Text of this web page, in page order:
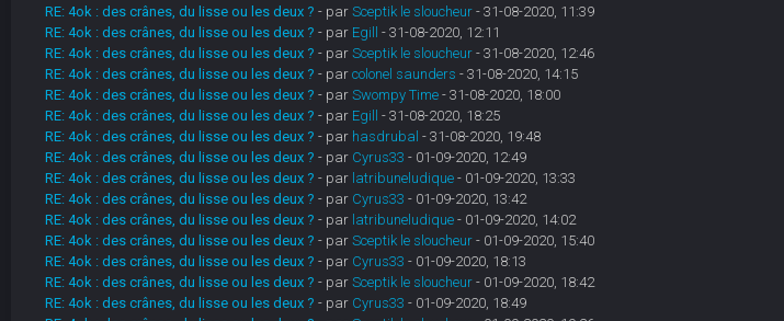
RE: 4ok : des crânes, du lisse ou les deux ? - par Sceptik le sloucheur- 31-08-2020, 11:39
RE: 4ok : des crânes, du lisse ou les deux ? - par Egill
- 31-08-2020, 12:11
RE: 4ok : des crânes, du lisse ou les deux ? - par Sceptik le sloucheur- 31-08-2020, 12:46
RE: 4ok : des crânes, du lisse ou les deux ? - par colonel saunders - 31-08-2020, 14:15
RE: 4ok : des crânes, du lisse ou les deux ? - par Swompy Time- 31-08-2020, 18:00
RE: 4ok : des crânes, du lisse ou les deux ? - par Egill
- 31-08-2020, 18:25
RE: 4ok : des crânes, du lisse ou les deux ? - par hasdrubal - 31-08-2020, 19:48
RE: 4ok : des crânes, du lisse ou les deux ? - par Cyrus33 - 01-09-2020, 12:49
RE: 4ok : des crânes, du lisse ou les deux ? - par latribuneludique- 01-09-2020, 13:33
RE: 4ok : des crânes, du lisse ou les deux ? - par Cyrus33 - 01-09-2020, 13:42
RE: 4ok : des crânes, du lisse ou les deux ? - par latribuneludique- 01-09-2020, 14:02
RE: 4ok : des crânes, du lisse ou les deux ? - par Sceptik le sloucheur- 01-09-2020, 15:40
RE: 4ok : des crânes, du lisse ou les deux ? - par Cyrus33 - 01-09-2020, 18:13
RE: 4ok : des crânes, du lisse ou les deux ? - par Sceptik le sloucheur- 01-09-2020, 18:42
RE: 4ok : des crânes, du lisse ou les deux ? - par Cyrus33 - 01-09-2020, 18:49